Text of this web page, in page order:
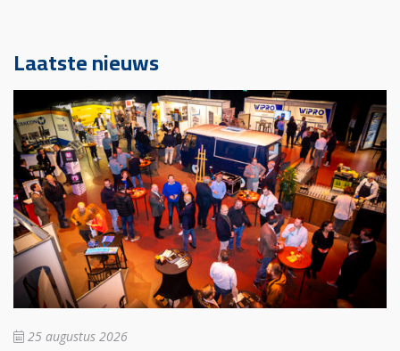
Laatste nieuws
25 augustus 2026